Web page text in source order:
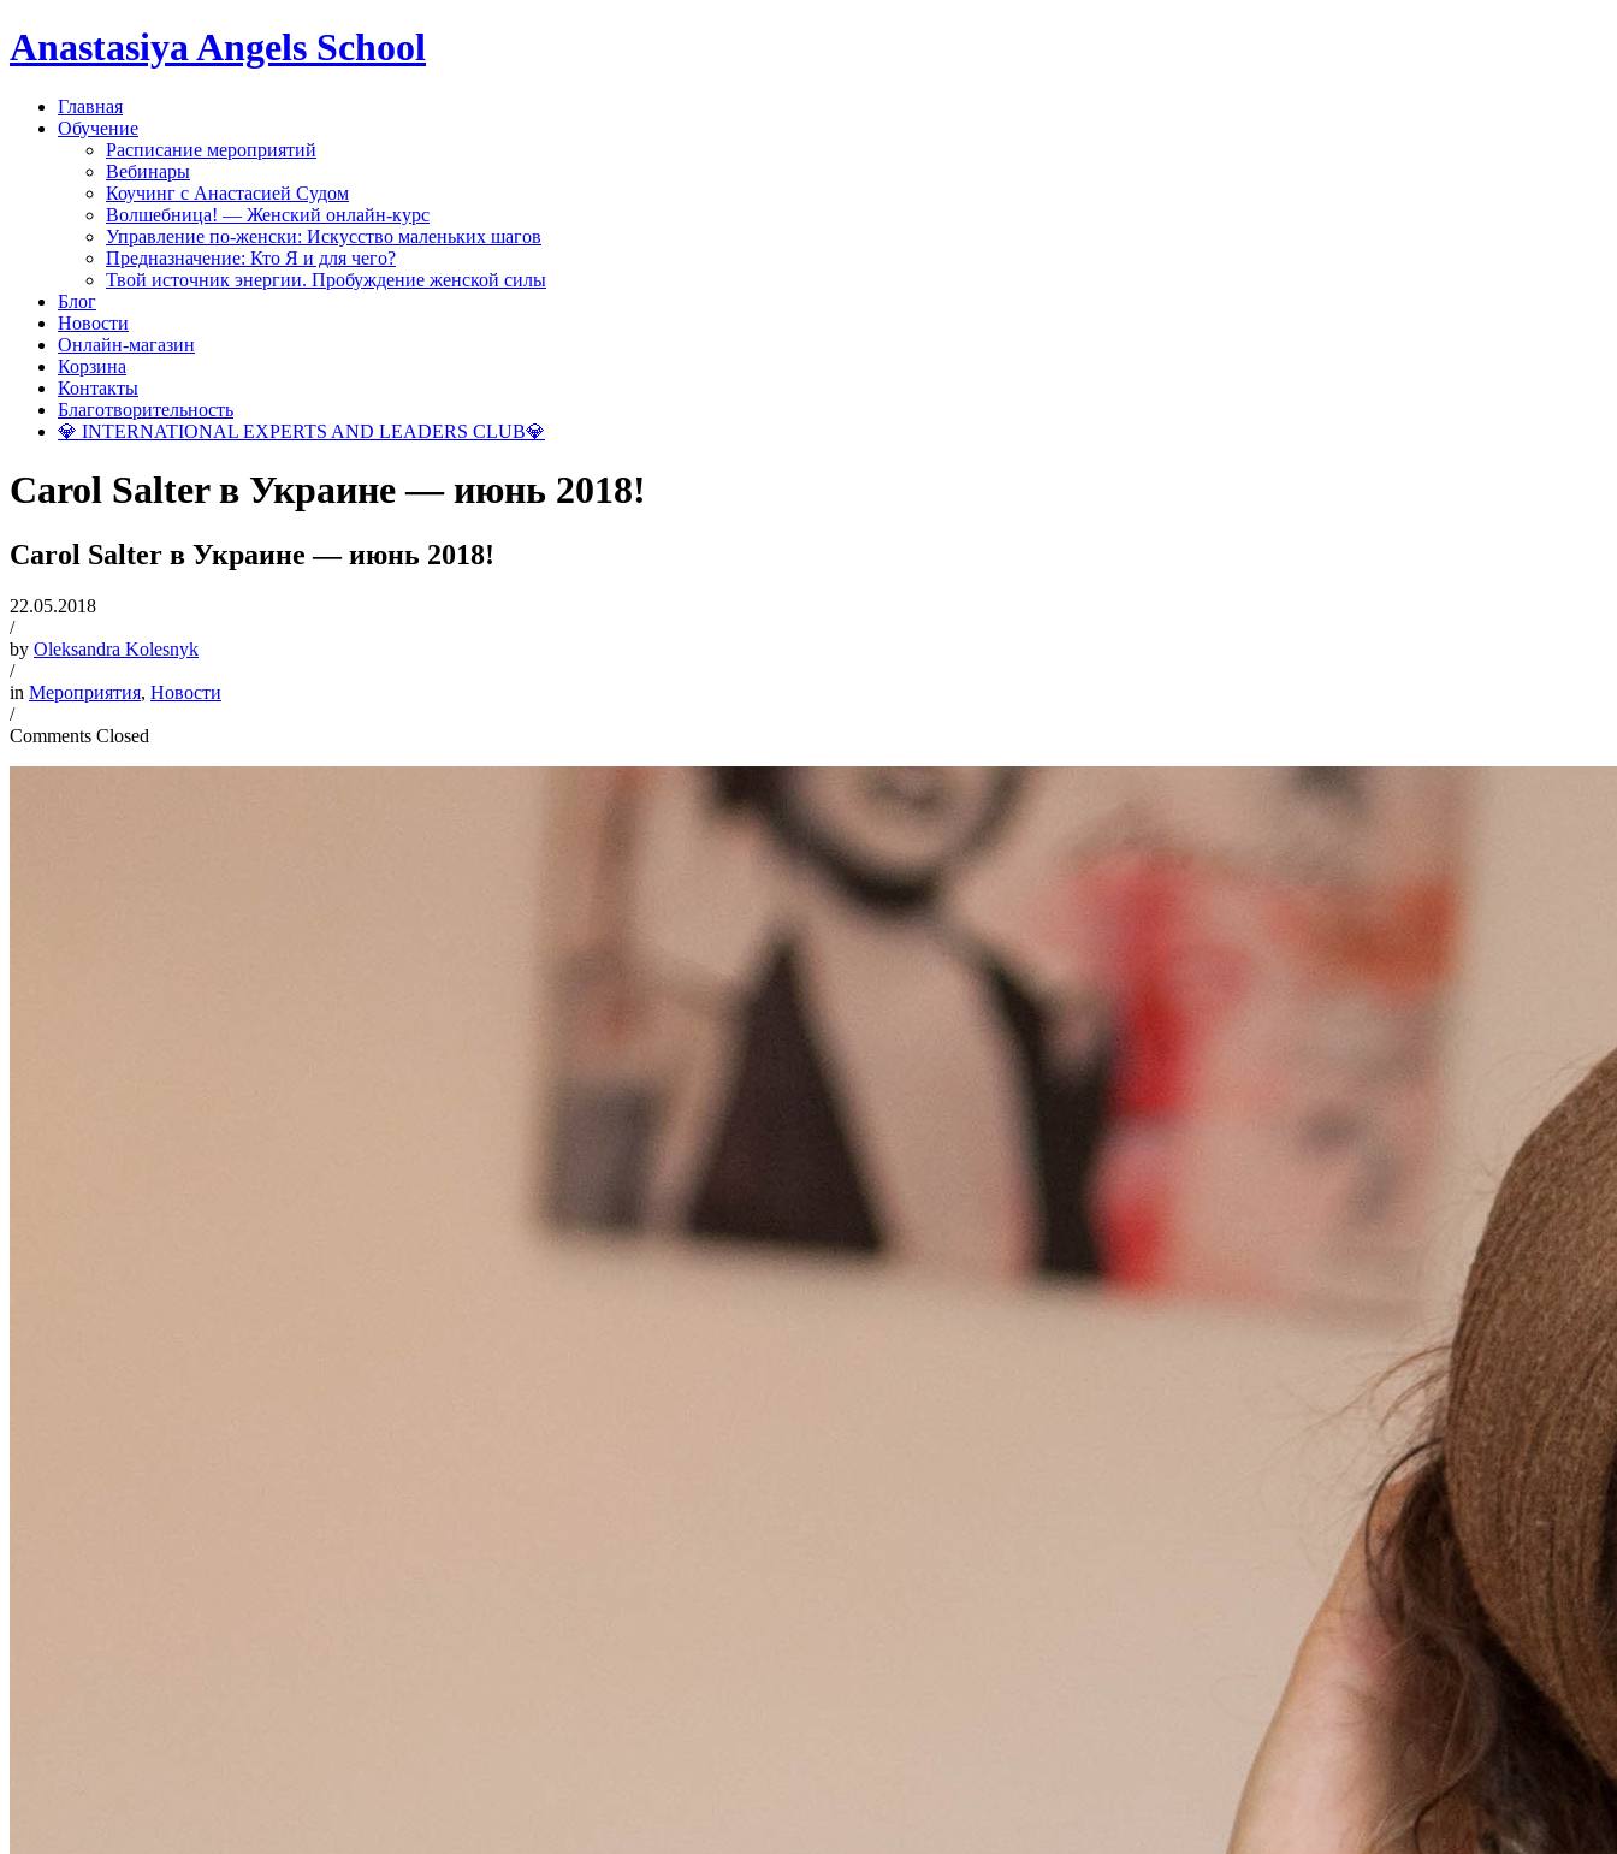
Anastasiya Angels School
Главная
Обучение
Расписание мероприятий
Вебинары
Коучинг с Анастасией Судом
Волшебница! — Женский онлайн-курс
Управление по-женски: Искусство маленьких шагов
Предназначение: Кто Я и для чего?
Твой источник энергии. Пробуждение женской силы
Блог
Новости
Онлайн-магазин
Корзина
Контакты
Благотворительность
💎 INTERNATIONAL EXPERTS AND LEADERS CLUB💎
Carol Salter в Украине — июнь 2018!
Carol Salter в Украине — июнь 2018!
22.05.2018
/
by Oleksandra Kolesnyk
/
in Мероприятия, Новости
/
Comments Closed